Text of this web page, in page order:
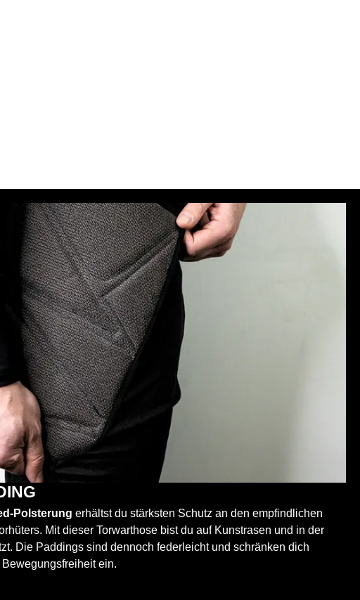
Polsterung erhältst du stärksten Schutz an den empfindlichen
Mit dieser Torwarthose bist du auf Kunstrasen und in der
Die Paddings sind dennoch federleicht und schränken dich
ein.